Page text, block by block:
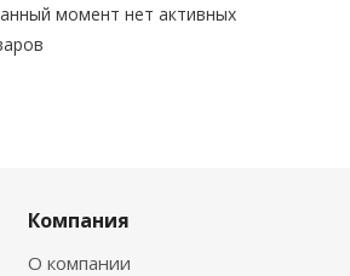
момент нет активных
Компания
О компании